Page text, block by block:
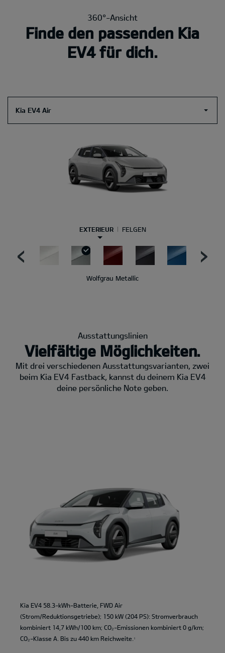
360°-Ansicht
Finde den passenden Kia
EV4 für dich.
Kia EV4 Air
EXTERIEUR FELGEN
Wolfgrau Metallic
Ausstattungslinien
Vielfältige Möglichkeiten.
Mit drei verschiedenen Ausstattungsvarianten, zwei
beim Kia EV4 Fastback, kannst du deinem Kia EV4
deine persönliche Note geben.
Kia EV4 58.3-kWh-Batterie, FWD Air
(Strom/Reduktionsgetriebe); 150 kW (204 PS): Stromverbrauch
kombiniert 14,7 kWh/100 km; CO₂-Emissionen kombiniert 0 g/km;
CO₂-Klasse A. Bis zu 440 km Reichweite.
1